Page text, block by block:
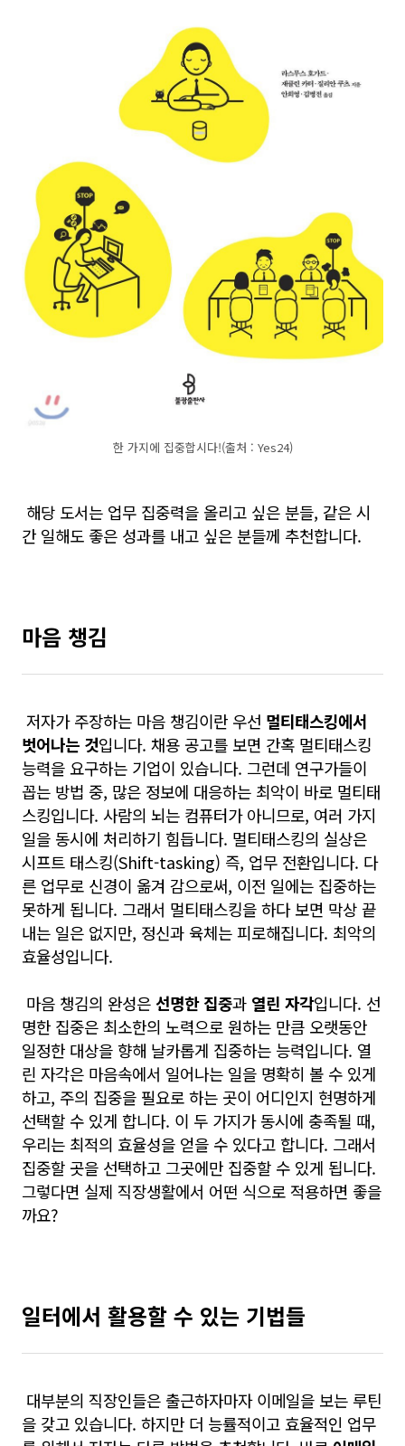
한 가지에 집중합시다!(출처 : Yes24)
해당 도서는 업무 집중력을 올리고 싶은 분들, 같은 시
간 일해도 좋은 성과를 내고 싶은 분들께 추천합니다.
마음 챙김
저자가 주장하는 마음 챙김이란 우선 멀티태스킹에서
벗어나는 것입니다. 채용 공고를 보면 간혹 멀티태스킹
능력을 요구하는 기업이 있습니다. 그런데 연구가들이
꼽는 방법 중, 많은 정보에 대응하는 최악이 바로 멀티태
스킹입니다. 사람의 뇌는 컴퓨터가 아니므로, 여러 가지
일을 동시에 처리하기 힘듭니다. 멀티태스킹의 실상은
시프트 태스킹(Shift-tasking) 즉, 업무 전환입니다. 다
른 업무로 신경이 옮겨 감으로써, 이전 일에는 집중하는
못하게 됩니다. 그래서 멀티태스킹을 하다 보면 막상 끝
내는 일은 없지만, 정신과 육체는 피로해집니다. 최악의
효율성입니다.
마음 챙김의 완성은 선명한 집중과 열린 자각입니다. 선
명한 집중은 최소한의 노력으로 원하는 만큼 오랫동안
일정한 대상을 향해 날카롭게 집중하는 능력입니다. 열
린 자각은 마음속에서 일어나는 일을 명확히 볼 수 있게
하고, 주의 집중을 필요로 하는 곳이 어디인지 현명하게
선택할 수 있게 합니다. 이 두 가지가 동시에 충족될 때,
우리는 최적의 효율성을 얻을 수 있다고 합니다. 그래서
집중할 곳을 선택하고 그곳에만 집중할 수 있게 됩니다.
그렇다면 실제 직장생활에서 어떤 식으로 적용하면 좋을
까요?
일터에서 활용할 수 있는 기법들
대부분의 직장인들은 출근하자마자 이메일을 보는 루틴
을 갖고 있습니다. 하지만 더 능률적이고 효율적인 업무